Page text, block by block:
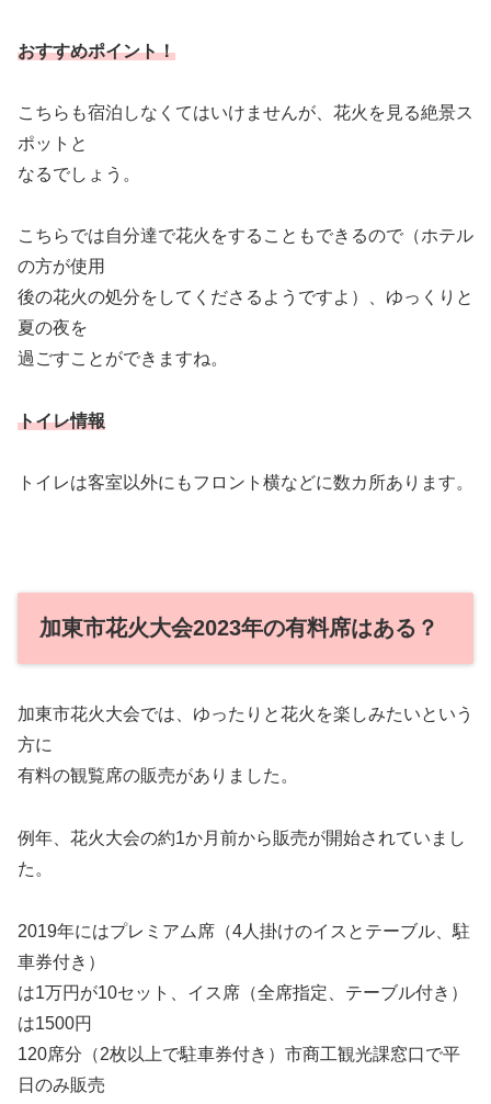
おすすめポイント！
こちらも宿泊しなくてはいけませんが、花火を見る絶景ス
ポットと
なるでしょう。
こちらでは自分達で花火をすることもできるので（ホテル
の方が使用
後の花火の処分をしてくださるようですよ）、ゆっくりと
夏の夜を
過ごすことができますね。
トイレ情報
トイレは客室以外にもフロント横などに数カ所あります。
加東市花火大会2023年の有料席はある？
加東市花火大会では、ゆったりと花火を楽しみたいという
方に
有料の観覧席の販売がありました。
例年、花火大会の約1か月前から販売が開始されていまし
た。
2019年にはプレミアム席（4人掛けのイスとテーブル、駐
車券付き）
は1万円が10セット、イス席（全席指定、テーブル付き）
は1500円
120席分（2枚以上で駐車券付き）市商工観光課窓口で平
日のみ販売